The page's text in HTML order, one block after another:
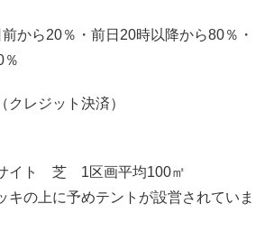
から20％・前日20時以降から80％・
％
クレジット決済）
イト 芝 1区画平均100㎡
キの上に予めテントが設営されていま